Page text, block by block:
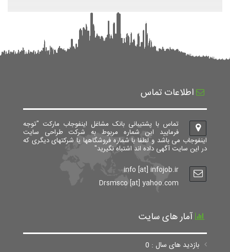
اطلاعات تماس
تماس با پشتیبانی بانک مشاغل اینفوجاب مارکت "توجه
فرمایید این شماره مربوط به شرکت طراحی سایت
اینفوجاب می باشد و لطفا با شماره فروشگاهها یا شرکتهای دیگری که
در این سایت آگهی داده اند اشتباه نگیرید"
info [at] infojob.ir
Drsmsco [at] yahoo.com
آمار های سایت
بازدید های سال : 0